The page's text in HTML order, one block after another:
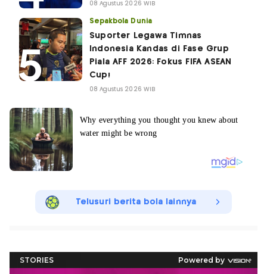
08 Agustus 2026 WIB
Sepakbola Dunia
Suporter Legawa Timnas
Indonesia Kandas di Fase Grup
Piala AFF 2026: Fokus FIFA ASEAN
Cup!
08 Agustus 2026 WIB
Telusuri berita bola lainnya